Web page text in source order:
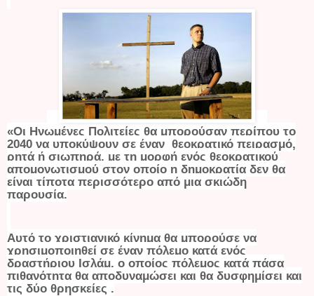
«Οι Ηνωμένες Πολιτείες θα μπορούσαν περίπου το
2040 να υποκύψουν σε έναν θεοκρατικό πειρασμό,
ρητά ή σιωπηρά, με τη μορφή ενός θεοκρατικού
απομονωτισμού στον οποίο η δημοκρατία δεν θα
είναι τίποτα περισσότερο από μια σκιώδη
παρουσία.
Αυτό το χριστιανικό κίνημα θα μπορούσε να
χρησιμοποιηθεί σε έναν πόλεμο κατά ενός
δραστήριου Ισλάμ, ο οποίος πόλεμος κατά πάσα
πιθανότητα θα αποδυναμώσει και θα δυσφημίσει και
τις δύο θρησκείες .